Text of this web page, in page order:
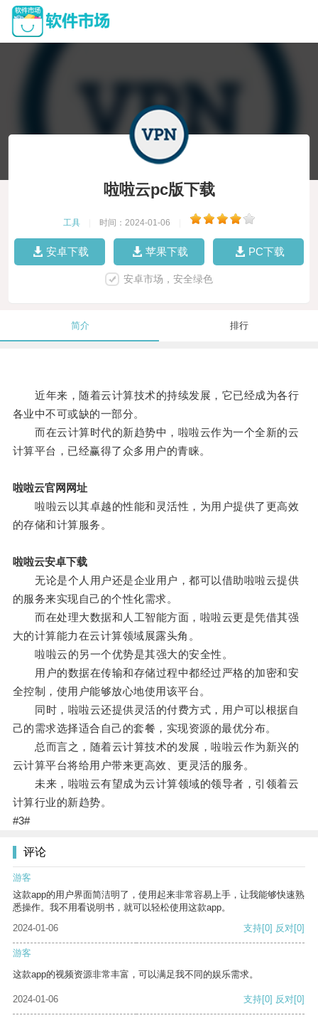
啦啦云pc版下载
工具 时间：2024-01-06
安卓下载 苹果下载 PC下载
安卓市场，安全绿色
简介 排行
近年来，随着云计算技术的持续发展，它已经成为各行
各业中不可或缺的一部分。
而在云计算时代的新趋势中，啦啦云作为一个全新的云
计算平台，已经赢得了众多用户的青睐。
啦啦云官网网址
啦啦云以其卓越的性能和灵活性，为用户提供了更高效
的存储和计算服务。
啦啦云安卓下载
无论是个人用户还是企业用户，都可以借助啦啦云提供
的服务来实现自己的个性化需求。
而在处理大数据和人工智能方面，啦啦云更是凭借其强
大的计算能力在云计算领域展露头角。
啦啦云的另一个优势是其强大的安全性。
用户的数据在传输和存储过程中都经过严格的加密和安
全控制，使用户能够放心地使用该平台。
同时，啦啦云还提供灵活的付费方式，用户可以根据自
己的需求选择适合自己的套餐，实现资源的最优分布。
总而言之，随着云计算技术的发展，啦啦云作为新兴的
云计算平台将给用户带来更高效、更灵活的服务。
未来，啦啦云有望成为云计算领域的领导者，引领着云
计算行业的新趋势。
#3#
评论
游客
这款app的用户界面简洁明了，使用起来非常容易上手，让我能够快速熟
悉操作。我不用看说明书，就可以轻松使用这款app。
2024-01-06
支持[0] 反对[0]
游客
这款app的视频资源非常丰富，可以满足我不同的娱乐需求。
2024-01-06 支持[0] 反对[0]